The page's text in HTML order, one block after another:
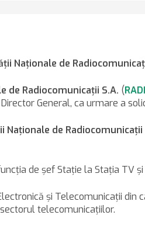
Naţionale de
de Radiocomunicaţii S.A. (
General, ca urmare a
Naţionale de Radiocomunicaţii
de şef Staţie la Staţia TV şi
şi Telecomunicaţii
telecomunicaţiilor.